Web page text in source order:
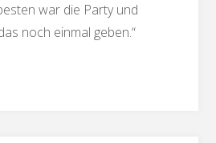
war die Party und
noch einmal geben.“